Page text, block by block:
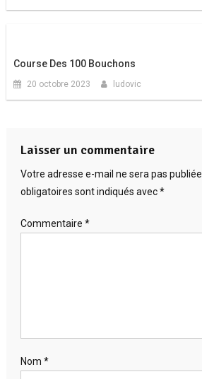
Course Des 100 Bouchons
20 octobre 2023 ludovic
Laisser un commentaire
Votre adresse e-mail ne sera pas publiée.
obligatoires sont indiqués avec*
Commentaire *
Nom *